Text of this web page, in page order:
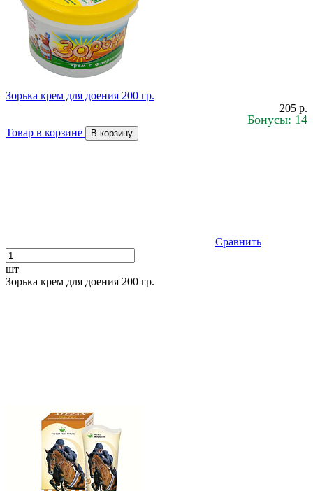
Зорька крем для доения 200 гр.
205 р.
Бонусы: 14
Товар в корзине В корзину
Сравнить
шт
Зорька крем для доения 200 гр.